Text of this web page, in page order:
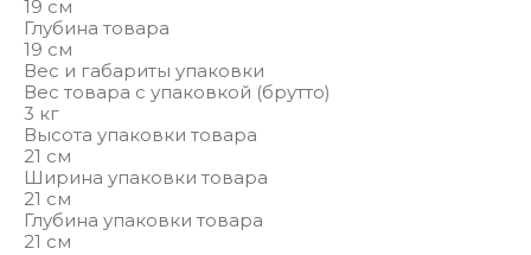
19 см
Глубина товара
19 см
Вес и габариты упаковки
Вес товара с упаковкой (брутто)
3 кг
Высота упаковки товара
21 см
Ширина упаковки товара
21 см
Глубина упаковки товара
21 см